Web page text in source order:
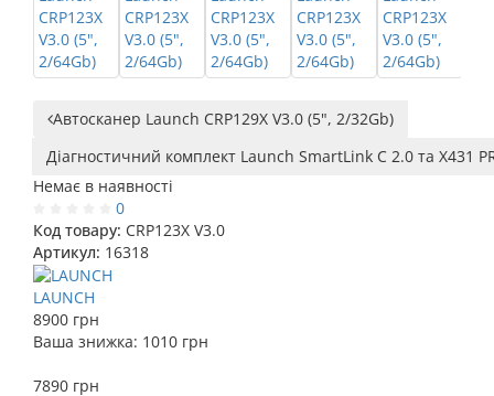
Автосканер Launch CRP129X V3.0 (5", 2/32Gb)
Діагностичний комплект Launch SmartLink C 2.0 та X431
Немає в наявності
0
Код товару: CRP123X V3.0
Артикул: 16318
LAUNCH
8900 грн
Ваша знижка: 1010 грн
7890 грн